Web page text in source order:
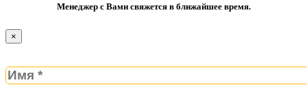
Менеджер с Вами свяжется в ближайшее время.
×